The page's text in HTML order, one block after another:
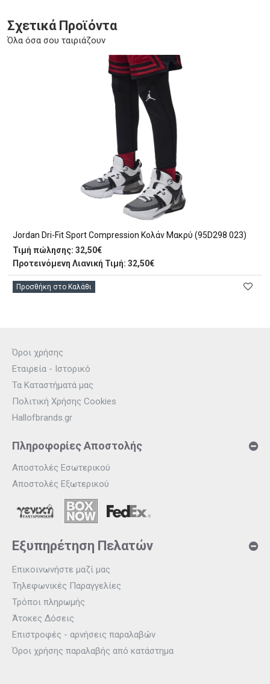
Σχετικά Προϊόντα
Όλα όσα σου ταιριάζουν
Jordan Dri-Fit Sport Compression Κολάν Μακρύ (95D298 023)
Τιμή πώλησης: 32,50€
Προτεινόμενη Λιανική Τιμή: 32,50€
Προσθήκη στο Καλάθι
Όροι χρήσης
Εταιρεία - Ιστορικό
Τα Καταστήματά μας
Πολιτική Χρήσης Cookies
Hallofbrands.gr
Πληροφορίες Αποστολής
Αποστολές Εσωτερικού
Αποστολές Εξωτερικού
Εξυπηρέτηση Πελατών
Επικοινωνήστε μαζί μας
Τηλεφωνικές Παραγγελίες
Τρόποι πληρωμής
Άτοκες Δόσεις
Επιστροφές - αρνήσεις παραλαβών
Όροι χρήσης παραλαβής από κατάστημα